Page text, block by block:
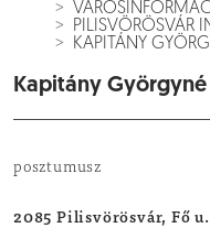
PILISVÖRÖSVÁR
KAPITÁNY
Kapitány
posztumusz
2085 Pilisvörösvár, Fő u.